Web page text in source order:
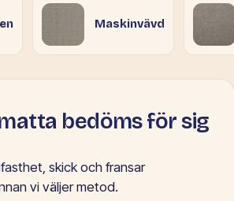
Maskinvävd
bedöms för sig
skick och fransar
vi väljer metod.